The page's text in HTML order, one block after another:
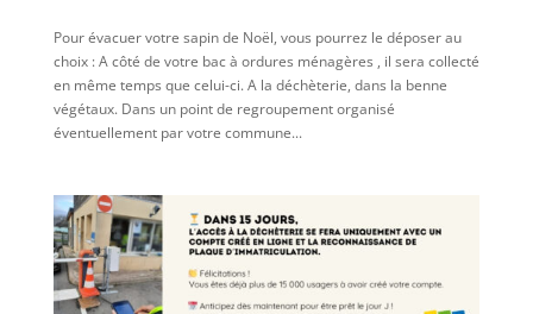
Pour évacuer votre sapin de Noël, vous pourrez le déposer au
choix : A côté de votre bac à ordures ménagères , il sera collecté
en même temps que celui-ci. A la déchèterie, dans la benne
végétaux. Dans un point de regroupement organisé
éventuellement par votre commune...